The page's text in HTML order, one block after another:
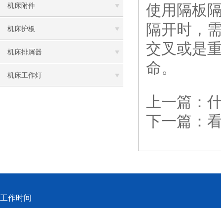
机床附件
机床护板
机床排屑器
机床工作灯
使用隔板
隔开时，
交叉或是
命。
上一篇：
下一篇：
工作时间